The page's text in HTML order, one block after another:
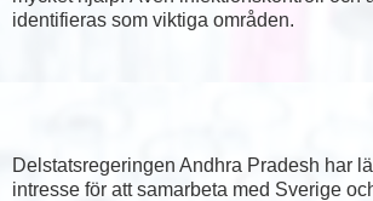
identifieras som viktiga områden.
Delstatsregeringen Andhra Pradesh har
intresse för att samarbeta med Sverige